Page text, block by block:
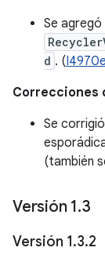
Se agregó
d . (I4970e
Correcciones
Se
(también
Versión 1.3
Versión 1.3.2